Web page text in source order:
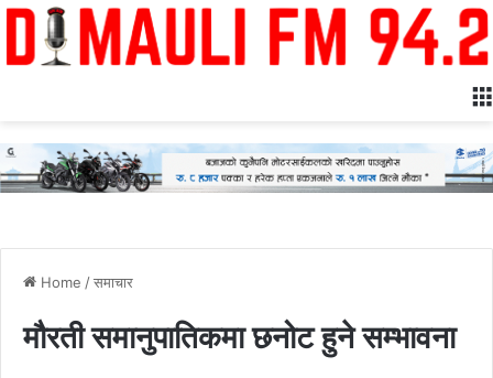
Home /समाचार
मौरती समानुपातिकमा छनोट हुने सम्भावना